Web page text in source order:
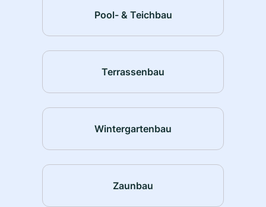
Pool- & Teichbau
Terrassenbau
Wintergartenbau
Zaunbau